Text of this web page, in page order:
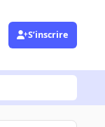
S’inscrire